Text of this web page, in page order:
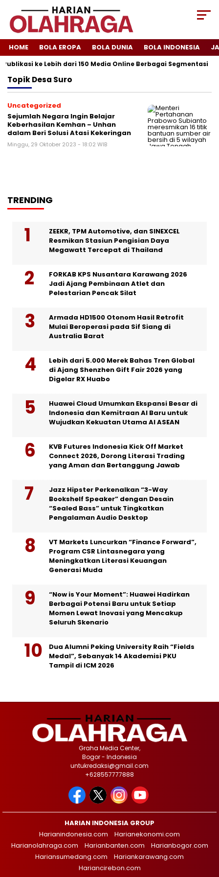
HOME BOLA EROPA BOLA DUNIA BOLA INDONESIA
ke Lebih dari 150 Media Online Berbagai Segmentasi
TopikDesa Suro
Uncategorized
Sejumlah Negara Ingin Belajar
Keberhasilan Kemhan – Unhan
dalam Beri Solusi Atasi Kekeringan
Minggu, 29 Oktober 2023 - 18:02 WIB
TRENDING
ZEEKR, TPM Automotive, dan SINEXCEL
Resmikan Stasiun Pengisian Daya
Megawatt Tercepat di Thailand
FORKAB KPS Nusantara Karawang 2026
Jadi Ajang Pembinaan Atlet dan
Pelestarian Pencak Silat
Armada HD1500 Otonom Hasil Retrofit
Mulai Beroperasi pada Sif Siang di
Australia Barat
Lebih dari 5.000 Merek Bahas Tren Global
di Ajang Shenzhen Gift Fair 2026 yang
Digelar RX Huabo
Huawei Cloud Umumkan Ekspansi Besar di
Indonesia dan Kemitraan AI Baru untuk
Wujudkan Kekuatan Utama AI ASEAN
KVB Futures Indonesia Kick Off Market
Connect 2026, Dorong Literasi Trading
yang Aman dan Bertanggung Jawab
Jazz Hipster Perkenalkan “3-Way
Bookshelf Speaker” dengan Desain
“Sealed Bass” untuk Tingkatkan
Pengalaman Audio Desktop
VT Markets Luncurkan “Finance Forward”,
Program CSR Lintasnegara yang
Meningkatkan Literasi Keuangan
Generasi Muda
“Now is Your Moment”: Huawei Hadirkan
Berbagai Potensi Baru untuk Setiap
Momen Lewat Inovasi yang Mencakup
Seluruh Skenario
Dua Alumni Peking University Raih “Fields
Medal”, Sebanyak 14 Akademisi PKU
Tampil di ICM 2026
Graha Media Center,
Bogor - Indonesia
untukredaksi@gmail.com
+628557777888
HARIAN INDONESIA GROUP
Harianindonesia.com
Harianekonomi.com
Harianolahraga.com
Harianbanten.com
Harianbogor.com
Hariansumedang.com
Hariankarawang.com
Hariancirebon.com